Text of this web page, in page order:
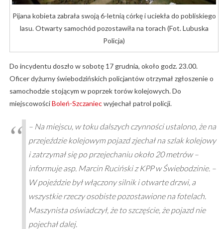
Pijana kobieta zabrała swoją 6-letnią córkę i uciekła do pobliskiego
lasu. Otwarty samochód pozostawiła na torach (Fot. Lubuska
Policja)
Do incydentu doszło w sobotę 17 grudnia, około godz. 23.00.
Oficer dyżurny świebodzińskich policjantów otrzymał zgłoszenie o
samochodzie stojącym w poprzek torów kolejowych. Do
miejscowościBoleń-Szczaniecwyjechał patrol policji.
– Na miejscu, w toku dalszych czynności ustalono, że na
przejeździe kolejowym pojazd zjechał na szlak kolejowy
i zatrzymał się po przejechaniu około 20 metrów –
informuje asp. Marcin Ruciński z KPP w Świebodzinie. –
W pojeździe był włączony silnik i otwarte drzwi, a
wszystkie rzeczy osobiste pozostawione na fotelach.
Maszynista oświadczył, że to szczęście, że pojazd nie
pojechał dalej.